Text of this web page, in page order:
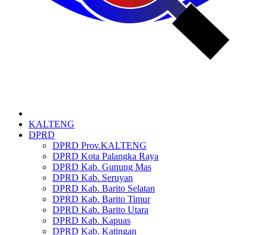
KALTENG
DPRD
DPRD Prov.KALTENG
DPRD Kota Palangka Raya
DPRD Kab. Gunung Mas
DPRD Kab. Seruyan
DPRD Kab. Barito Selatan
DPRD Kab. Barito Timur
DPRD Kab. Barito Utara
DPRD Kab. Kapuas
DPRD Kab. Katingan